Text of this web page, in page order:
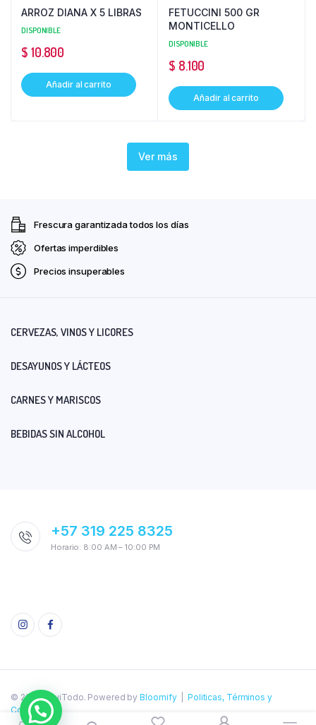
ARROZ DIANA X 5 LIBRAS
DISPONIBLE
$ 10.800
Añadir al carrito
FETUCCINI 500 GR
MONTICELLO
DISPONIBLE
$ 8.100
Añadir al carrito
Ver más
Frescura garantizada todos los días
Ofertas imperdibles
Precios insuperables
CERVEZAS, VINOS Y LICORES
DESAYUNOS Y LÁCTEOS
CARNES Y MARISCOS
BEBIDAS SIN ALCOHOL
+57 319 225 8325
Horario: 8:00 AM – 10:00 PM
© 2026 AquiTodo. Powered byBloomify| Politicas, Términos y
Condiciones